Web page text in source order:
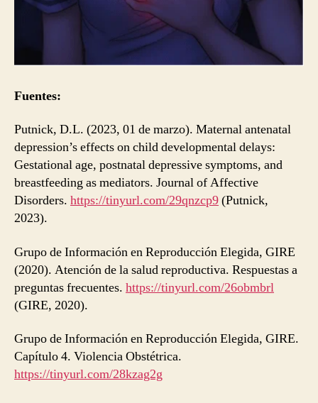
Fuentes:
Putnick, D.L. (2023, 01 de marzo). Maternal antenatal
depression’s effects on child developmental delays:
Gestational age, postnatal depressive symptoms, and
breastfeeding as mediators. Journal of Affective
Disorders. https://tinyurl.com/29qnzcp9(Putnick,
2023).
Grupo de Información en Reproducción Elegida, GIRE
(2020). Atención de la salud reproductiva. Respuestas a
preguntas frecuentes. https://tinyurl.com/26obmbrl
(GIRE, 2020).
Grupo de Información en Reproducción Elegida, GIRE.
Capítulo 4. Violencia Obstétrica.
https://tinyurl.com/28kzag2g